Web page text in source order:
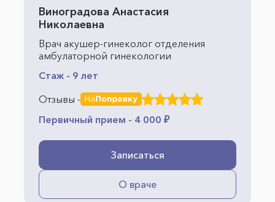
Виноградова Анастасия
Николаевна
Врач акушер-гинеколог отделения
амбулаторной гинекологии
Стаж - 9 лет
Отзывы -
Первичный прием - 4 000 ₽
Записаться
О враче